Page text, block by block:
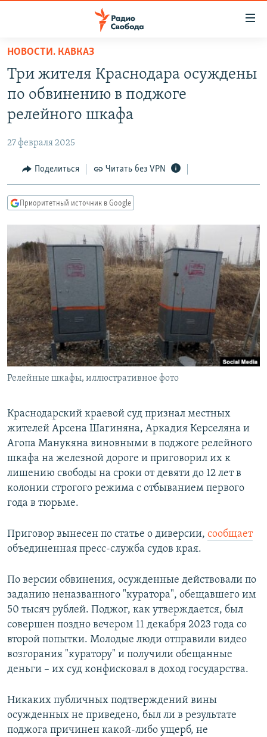
упрощенного
доступа
Вернуться
основному
Вернутся
Вернутся
ПОДКАСТЫ
АВТОРСКИЕ ПРОЕКТЫ
МНЕНИЯ
КУЛЬТУРА
КАВКАЗ.РЕАЛИИ
СЕВЕР.РЕАЛИИ
СИБИРЬ.РЕАЛИИ
РАСПИСАНИЕ ВЕЩАНИЯ
ПОДПИШИТЕСЬ НА РАССЫЛКУ
СОЦИАЛЬНЫЕ СЕТИ
Все сайты РСЕ/РС
НОВОСТИ. КАВКАЗ
Три жителя Краснодара осуждены
по обвинению в поджоге
релейного шкафа
27 февраля 2025
Поделиться Читать без VPN
Приоритетный источник в Google
Релейные шкафы, иллюстративное фото
Краснодарский краевой суд признал местных
жителей Арсена Шагиняна, Аркадия Керселяна и
Агопа Манукяна виновными в поджоге релейного
шкафа на железной дороге и приговорил их к
лишению свободы на сроки от девяти до 12 лет в
колонии строгого режима с отбыванием первого
года в тюрьме.
Приговор вынесен по статье о диверсии, сообщает
объединенная пресс-служба судов края.
По версии обвинения, осужденные действовали по
заданию неназванного "куратора", обещавшего им
50 тысяч рублей. Поджог, как утверждается, был
совершен поздно вечером 11 декабря 2023 года со
второй попытки. Молодые люди отправили видео
возгорания "куратору" и получили обещанные
деньги – их суд конфисковал в доход государства.
Никаких публичных подтверждений вины
осужденных не приведено, был ли в результате
поджога причинен какой-либо ущерб, не